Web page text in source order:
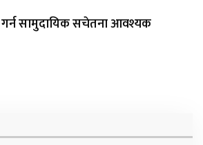
गर्न सामुदायिक सचेतना आवश्यक